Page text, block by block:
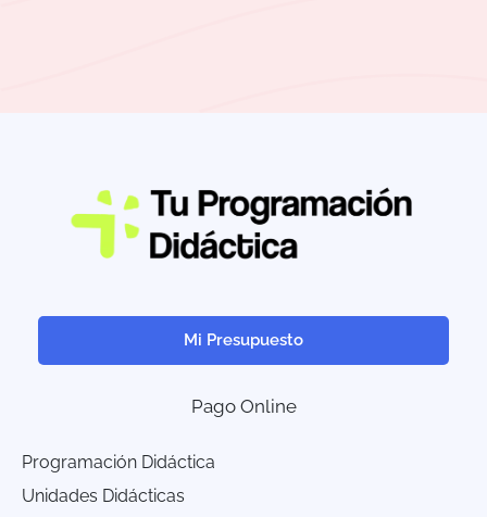
Mi Presupuesto
Pago Online
Programación Didáctica
Unidades Didácticas